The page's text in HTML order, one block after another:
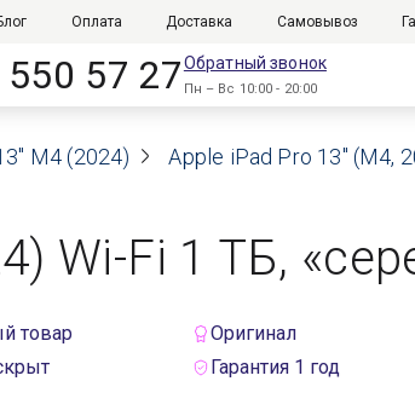
Оплата Доставка Самовывоз
57 27Обратный звонок
Пн – Вс 10:00 - 20:00
M4 (2024) Apple iPad Pro 13" (M4,
Wi-Fi 1 TБ,
товар
Оригинал
Гарантия 1 год